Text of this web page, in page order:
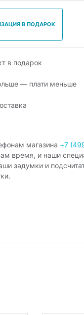
В ПОДАРОК
в подарок
— плати меньше
магазина +7
время, и наши
задумки и